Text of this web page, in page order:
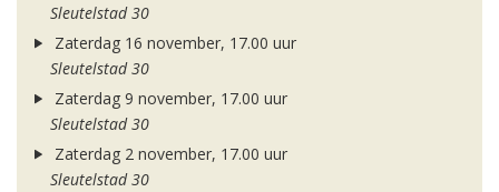
Sleutelstad 30
Zaterdag 16 november, 17.00 uur
Sleutelstad 30
Zaterdag 9 november, 17.00 uur
Sleutelstad 30
Zaterdag 2 november, 17.00 uur
Sleutelstad 30